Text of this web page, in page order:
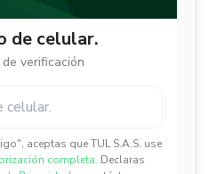
de celular.
verificación
aceptas que TUL S.A.S. use
completa. Declaras
✕
✕